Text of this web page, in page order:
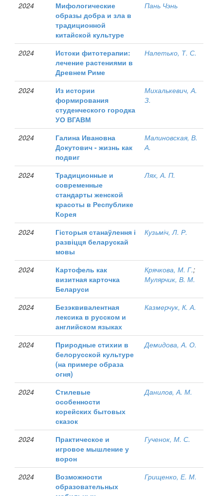
2024
Мифологические
образы добра и зла в
традиционной
китайской культуре
Пань Чэнь
2024
Истоки фитотерапии:
лечение растениями в
Древнем Риме
Налетько, Т. С.
2024
Из истории
формирования
студенческого городка
УО ВГАВМ
Михалькевич, А.
З.
2024
Галина Ивановна
Докутович - жизнь как
подвиг
Малиновская, В.
А.
2024
Традиционные и
современные
стандарты женской
красоты в Республике
Корея
Лях, А. П.
2024
Гісторыя станаўлення і
развіцця беларускай
мовы
Кузьміч, Л. Р.
2024
Картофель как
визитная карточка
Беларуси
Крячкова, М. Г.;
Мулярчик, В. М.
2024
Безэквивалентная
лексика в русском и
английском языках
Казмерчук, К. А.
2024
Природные стихии в
белорусской культуре
(на примере образа
огня)
Демидова, А. О.
2024
Стилевые
особенности
корейских бытовых
сказок
Данилов, А. М.
2024
Практическое и
игровое мышление у
ворон
Гученок, М. С.
2024
Возможности
образовательных
Грищенко, Е. М.